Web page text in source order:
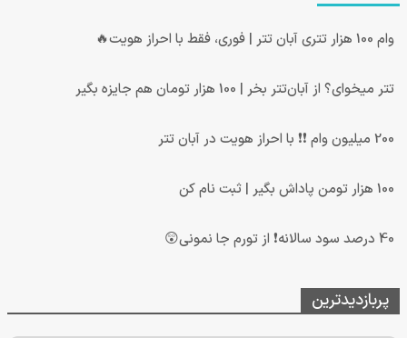
وام 100 هزار تتری آبان تتر | فوری، فقط با احراز هویت🔥
تتر میخوای؟ از آبان‌تتر بخر | 100 هزار تومان هم جایزه بگیر
200 میلیون وام ❗❗ با احراز هویت در آبان تتر
100 هزار تومن پاداش بگیر | ثبت نام کن
40 درصد سود سالانه❗ از تورم جا نمونی😲
پربازدیدترین